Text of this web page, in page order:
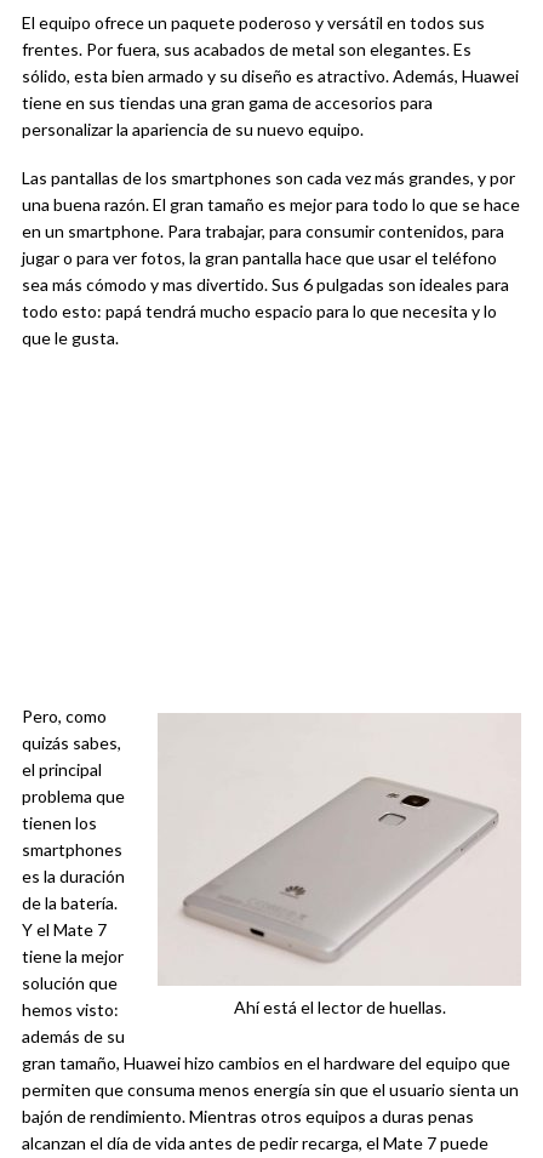
El equipo ofrece un paquete poderoso y versátil en todos sus
frentes. Por fuera, sus acabados de metal son elegantes. Es
sólido, esta bien armado y su diseño es atractivo. Además, Huawei
tiene en sus tiendas una gran gama de accesorios para
personalizar la apariencia de su nuevo equipo.
Las pantallas de los smartphones son cada vez más grandes, y por
una buena razón. El gran tamaño es mejor para todo lo que se hace
en un smartphone. Para trabajar, para consumir contenidos, para
jugar o para ver fotos, la gran pantalla hace que usar el teléfono
sea más cómodo y mas divertido. Sus 6 pulgadas son ideales para
todo esto: papá tendrá mucho espacio para lo que necesita y lo
que le gusta.
Ahí está el lector de huellas.
Pero, como
quizás sabes,
el principal
problema que
tienen los
smartphones
es la duración
de la batería.
Y el Mate 7
tiene la mejor
solución que
hemos visto:
además de su
gran tamaño, Huawei hizo cambios en el hardware del equipo que
permiten que consuma menos energía sin que el usuario sienta un
bajón de rendimiento. Mientras otros equipos a duras penas
alcanzan el día de vida antes de pedir recarga, el Mate 7 puede